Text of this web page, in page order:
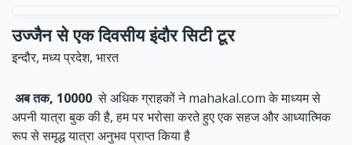
उज्जैन से एक दिवसीय इंदौर सिटी टूर
इन्दौर, मध्य प्रदेश, भारत
अब तक, 10000 से अधिक ग्राहकों ने mahakal.com के माध्यम से
अपनी यात्रा बुक की है, हम पर भरोसा करते हुए एक सहज और आध्यात्मिक
रूप से समृद्ध यात्रा अनुभव प्राप्त किया है